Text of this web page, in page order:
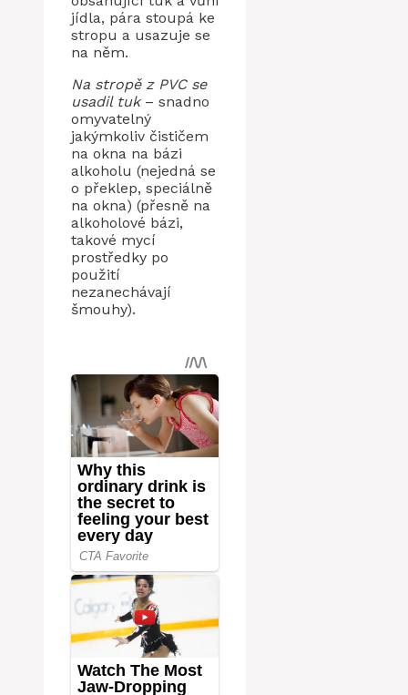
jídla, pára stoupá ke
stropu a usazuje se
na něm.
Na stropě z PVC se
usadil tuk– snadno
omyvatelný
jakýmkoliv čističem
na okna na bázi
alkoholu (nejedná se
o překlep, speciálně
na okna) (přesně na
alkoholové bázi,
takové mycí
prostředky po
použití
nezanechávají
šmouhy).